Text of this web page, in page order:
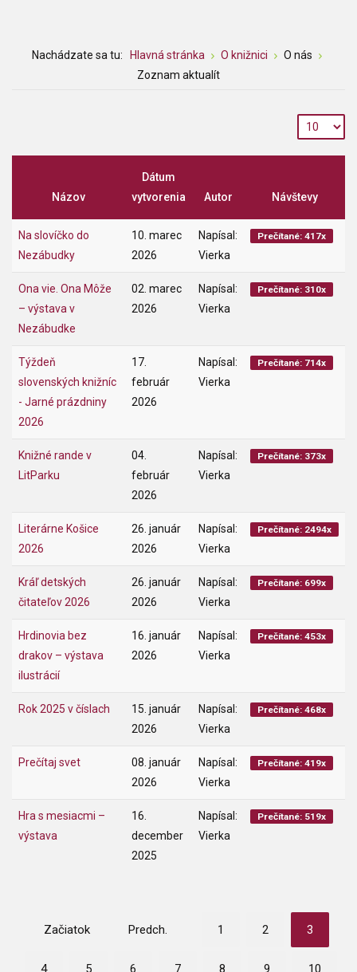
Nachádzate sa tu: Hlavná stránka O knižnici
O nás
Zoznam aktualít
Názov
Dátum
vytvorenia
Autor Návštevy
Na slovíčko do
Nezábudky
10. marec
2026
Napísal:
Vierka
Prečítané: 417x
Ona vie. Ona Môže
– výstava v
Nezábudke
02. marec
2026
Napísal:
Vierka
Prečítané: 310x
Týždeň
slovenských knižníc
- Jarné prázdniny
2026
17.
február
2026
Napísal:
Vierka
Prečítané: 714x
Knižné rande v
LitParku
04.
február
2026
Napísal:
Vierka
Prečítané: 373x
Literárne Košice
2026
26. január
2026
Napísal:
Vierka
Prečítané: 2494x
Kráľ detských
čitateľov 2026
26. január
2026
Napísal:
Vierka
Prečítané: 699x
Hrdinovia bez
drakov – výstava
ilustrácií
16. január
2026
Napísal:
Vierka
Prečítané: 453x
Rok 2025 v číslach
15. január
2026
Napísal:
Vierka
Prečítané: 468x
Prečítaj svet
08. január
2026
Napísal:
Vierka
Prečítané: 419x
Hra s mesiacmi –
výstava
16.
december
2025
Napísal:
Vierka
Prečítané: 519x
Začiatok Predch. 1 2 3
4 5 6 7 8 9 10